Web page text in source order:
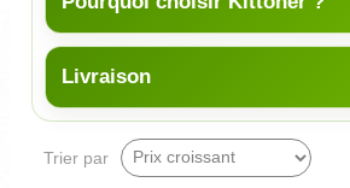
Livraison
Trier par